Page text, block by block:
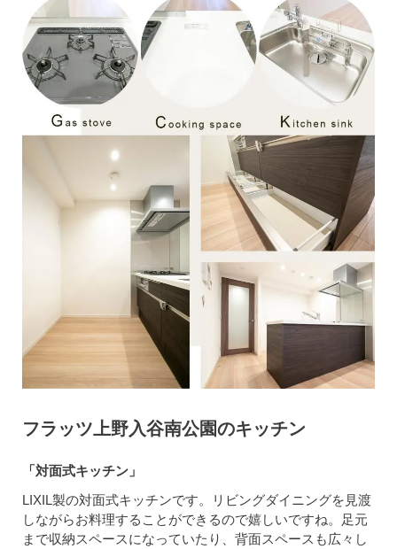
フラッツ上野入谷南公園のキッチン
「対面式キッチン」
LIXIL製の対面式キッチンです。リビングダイニングを見渡
しながらお料理することができるので嬉しいですね。足元
まで収納スペースになっていたり、背面スペースも広々し